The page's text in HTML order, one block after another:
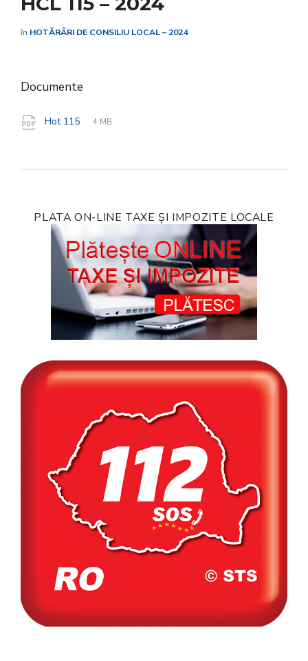
în HOTĂRÂRI DE CONSILIU LOCAL – 2024
Documente
Hot 115
File
pdf
File
4 MB
PLATA ON-LINE TAXE ȘI IMPOZITE LOCALE